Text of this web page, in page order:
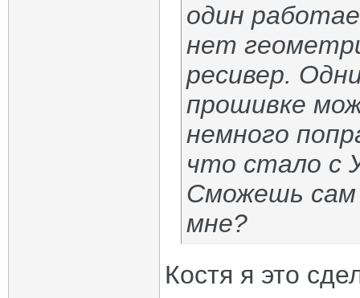
один
нет
ресивер.
прошивке
немного
что стало с
Сможешь сам
мне?
Костя я это